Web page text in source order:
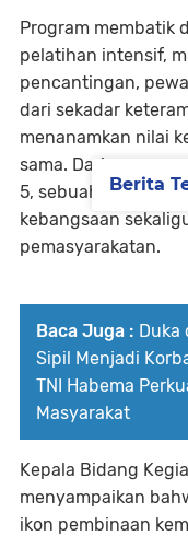
Program membatik
pelatihan intensif,
pencantingan,
dari sekadar
menanamkan nilai
sama. Dari proses
5, sebuah brand
kebangsaan
pemasyarakatan.
Baca Juga : Duka
Sipil Menjadi
TNI Habema
Masyarakat
Kepala Bidang
menyampaikan
ikon pembinaan
Berita